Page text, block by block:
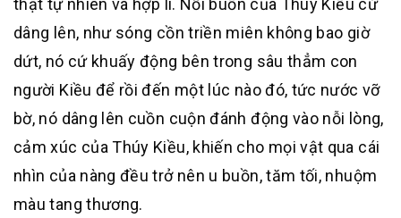
thật tự nhiên và hợp lí. Nỗi buồn của Thúy Kiều cứ
dâng lên, như sóng cồn triền miên không bao giờ
dứt, nó cứ khuấy động bên trong sâu thẳm con
người Kiều để rồi đến một lúc nào đó, tức nước vỡ
bờ, nó dâng lên cuồn cuộn đánh động vào nỗi lòng,
cảm xúc của Thúy Kiều, khiến cho mọi vật qua cái
nhìn của nàng đều trở nên u buồn, tăm tối, nhuộm
màu tang thương.